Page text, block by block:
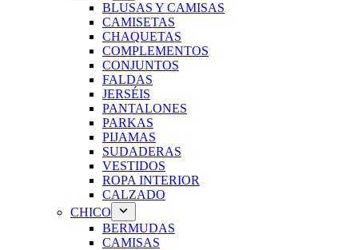
BLUSAS Y CAMISAS
CAMISETAS
CHAQUETAS
COMPLEMENTOS
CONJUNTOS
FALDAS
JERSÉIS
PANTALONES
PARKAS
PIJAMAS
SUDADERAS
VESTIDOS
ROPA INTERIOR
CALZADO
CHICO
BERMUDAS
CAMISAS